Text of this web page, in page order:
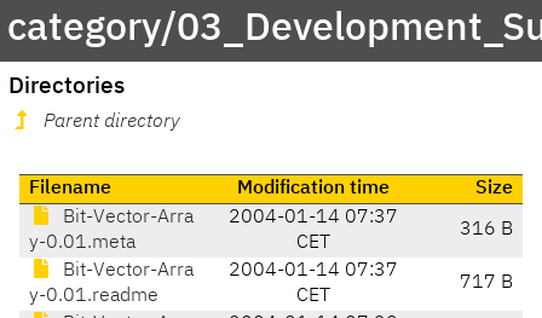
category/
Directories
Parent directory
Filename Modification time
Size
Bit-Vector-Arra
y-0.01.meta
2004-01-14 07:37
CET
316 B
Bit-Vector-Arra
y-0.01.readme
2004-01-14 07:37
CET
717 B